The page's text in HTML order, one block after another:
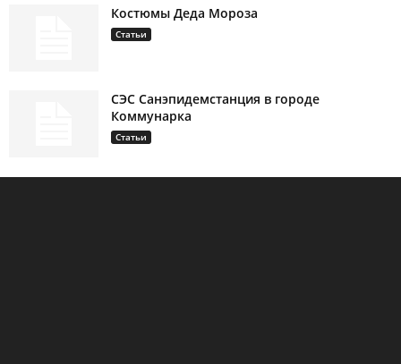
Костюмы Деда Мороза
Статьи
СЭС Санэпидемстанция в городе
Коммунарка
Статьи